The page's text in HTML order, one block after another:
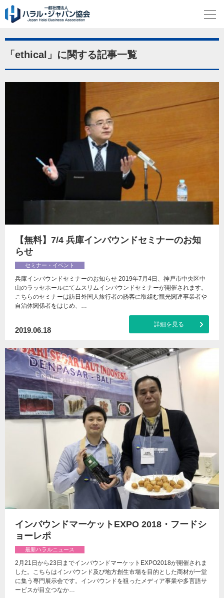
「ethical」に関する記事一覧
【無料】7/4 兵庫インバウンドセミナーのお知
らせ
セミナー・イベント
兵庫インバウンドセミナーのお知らせ 2019年7月4日、神戸市中央区中
山のラッセホールにてムスリムインバウンドセミナーが開催されます。
こちらのセミナーは訪日外国人旅行者の誘客に取組む観光関連事業者や
自治体関係者をはじめ、…
2019.06.18
詳細を見る
インバウンドマーケットEXPO 2018・フードシ
ョーレポ
最新ハラルニュース
2月21日から23日までインバウンドマーケットEXPO2018が開催されま
した。こちらはインバウンド及び地方創生市場を目的とした商材が一堂
に集う専門展示会です。インバウンドを狙ったメディア事業や多言語サ
ービスが目立つなか…